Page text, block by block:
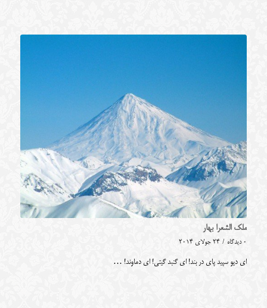
ملک الشعرا بهار
0 دیدگاه / 24 جولای 2014
ای دیو سپید پای در بند! ای گنبد گیتی! ای دماوند! …